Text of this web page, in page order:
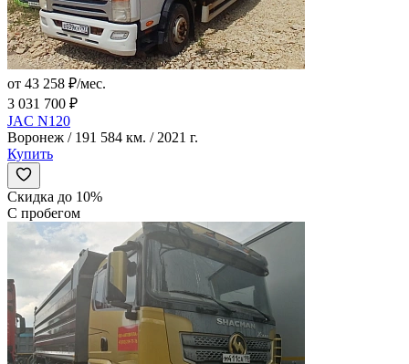
от 43 258 ₽/мес.
3 031 700 ₽
JAC N120
Воронеж / 191 584 км. / 2021 г.
Купить
Скидка до 10%
С пробегом